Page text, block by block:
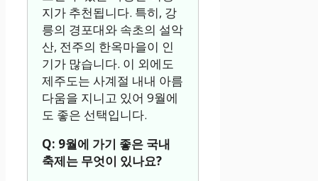
지가 추천됩니다. 특히, 강
릉의 경포대와 속초의 설악
산, 전주의 한옥마을이 인
기가 많습니다. 이 외에도
제주도는 사계절 내내 아름
다움을 지니고 있어 9월에
도 좋은 선택입니다.
Q: 9월에 가기 좋은 국내
축제는 무엇이 있나요?